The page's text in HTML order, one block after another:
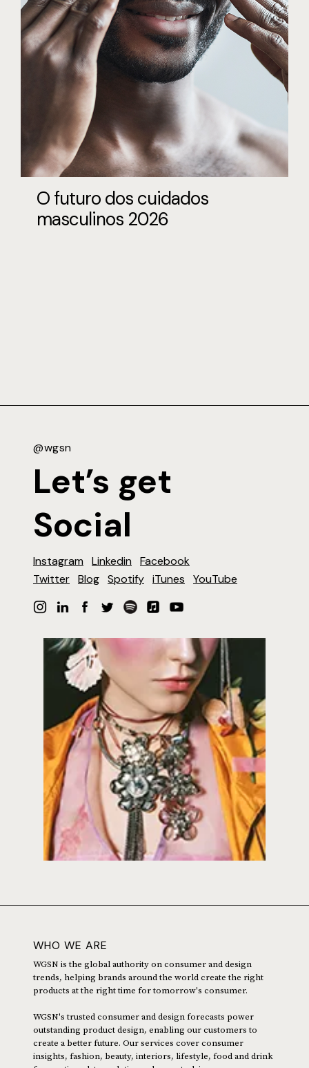
O futuro dos cuidados
masculinos 2026
@wgsn
Let’s get
Social
Instagram Linkedin
Facebook
Twitter Blog Spotify iTunes YouTube
WHO WE ARE
WGSN is the global authority on consumer and design
trends, helping brands around the world create the right
products at the right time for tomorrow's consumer.
WGSN's trusted consumer and design forecasts power
outstanding product design, enabling our customers to
create a better future. Our services cover consumer
insights, fashion, beauty, interiors, lifestyle, food and drink